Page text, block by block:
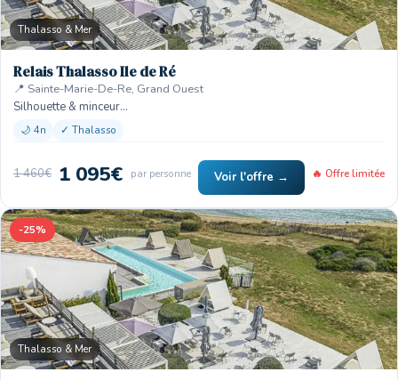
Thalasso & Mer
Relais Thalasso Ile de Ré
📍 Sainte-Marie-De-Re, Grand Ouest
Silhouette & minceur…
🌙 4n ✓ Thalasso
1 460€ 1 095€ par personne Voir l'offre → 🔥 Offre limitée
-25%
Thalasso & Mer